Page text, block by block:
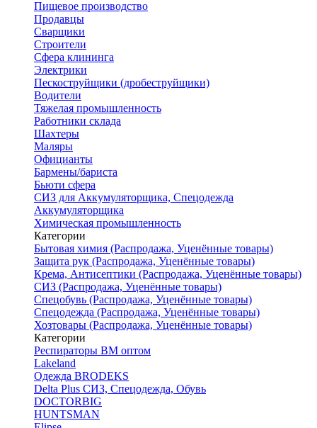
Пищевое производство
Продавцы
Сварщики
Строители
Сфера клининга
Электрики
Пескоструйщики (дробеструйщики)
Водители
Тяжелая промышленность
Работники склада
Шахтеры
Маляры
Официанты
Бармены/бариста
Бьюти сфера
СИЗ для Аккумуляторщика, Спецодежда
Аккумуляторщика
Химическая промышленность
Категории
Бытовая химия (Распродажа, Уценённые товары)
Защита рук (Распродажа, Уценённые товары)
Крема, Антисептики (Распродажа, Уценённые товары)
СИЗ (Распродажа, Уценённые товары)
Спецобувь (Распродажа, Уценённые товары)
Спецодежда (Распродажа, Уценённые товары)
Хозтовары (Распродажа, Уценённые товары)
Категории
Респираторы ВМ оптом
Lakeland
Одежда BRODEKS
Delta Plus СИЗ, Спецодежда, Обувь
DOCTORBIG
HUNTSMAN